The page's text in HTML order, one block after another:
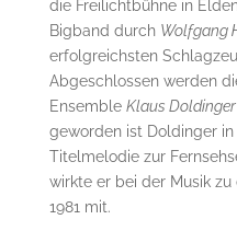
die Freilichtbühne in
Bigband durch Wolfgang
erfolgreichsten
Abgeschlossen werden
Ensemble Klaus
geworden ist Doldinger
Titelmelodie zur
wirkte er bei der Musik zu
1981 mit.